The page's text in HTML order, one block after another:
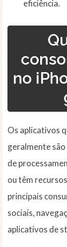
eficiência.
no
Os aplicativos
geralmente
de
ou têm
principais
sociais,
aplicativos de